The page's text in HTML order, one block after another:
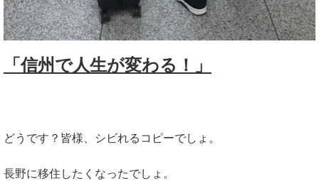
「信州で人生が変わる！」
どうです？皆様、シビれるコピーでしょ。
長野に移住したくなったでしょ。